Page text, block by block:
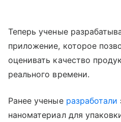
Теперь ученые
приложение, которое
оценивать качество
реального времени.
Ранее ученые разработали
наноматериал для